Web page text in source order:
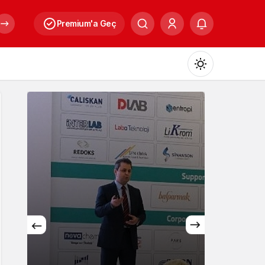
Premium'a Geç
Mod
değiştir
Gündüz Modu
Gündüz modunu seçin.
Gece Modu
Gece modunu seçin.
Sistem Modu